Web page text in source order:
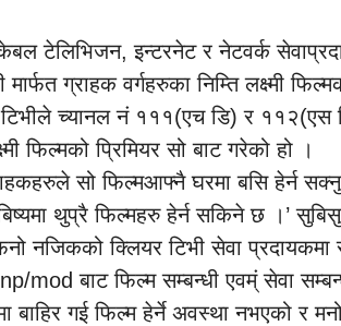
टेलिभिजन, इन्टरनेट र नेटवर्क
मार्फत ग्राहक वर्गहरुका निम्ति लक्ष्मी
टिभीले च्यानल नं १११(एच डि) र ११२(एस
फिल्मको प्रिमियर सो बाट गरेको हो ।
सो फिल्मआफ्नै घरमा बसि हेर्न
थुप्रै फिल्महरु हेर्न सकिने छ ।’
नजिकको क्लियर टिभी सेवा प्रदायकमा
mod बाट फिल्म सम्बन्धी एवम्ं सेवा
बाहिर गई फिल्म हेर्ने अवस्था नभएको र